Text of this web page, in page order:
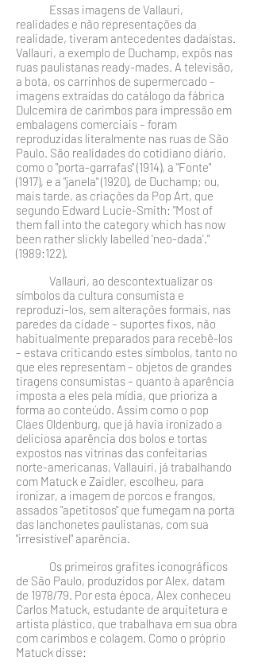
Essas imagens de Vallauri,
realidades e não representa­ções da
realidade, tiveram antecedentes dadaístas.
Vallauri, a exemplo de Duchamp, expôs nas
ruas paulistanas ready-mades. A televisão,
a bota, os carrinhos de supermercado –
imagens extraídas do catálogo da fábrica
Dulcemira de ca­rimbos para impressão em
embalagens comerciais – foram
reproduzidas literalmente nas ruas de São
Paulo. São reali­dades do cotidiano diário,
como o "porta-garrafas" (1914), a "Fonte"
(1917), e a "janela" (1920), de Duchamp; ou,
mais tarde, as criações da Pop Art, que
segundo Edward Lucie-Smith: "Most of
them fall into the category which has now
been rather slickly labelled 'neo-dada'."
(1989:122).
Vallauri, ao descontextualizar os
símbolos da cultura consumista e
reproduzi-los, sem alterações formais, nas
pare­des da cidade – suportes fixos, não
habitualmente prepara­dos para recebê-los
– estava criticando estes símbolos, tanto no
que eles representam – objetos de grandes
tiragens consumistas – quanto à aparência
imposta a eles pela mídia, que prioriza a
forma ao conteúdo. Assim como o pop
Claes Oldenburg, que já havia ironizado a
deliciosa aparência dos bolos e tortas
expostos nas vitrinas das confeitarias
norte-americanas, Vallauiri, já trabalhando
com Matuck e Zaidler, escolheu, para
ironizar, a imagem de porcos e frangos,
assa­dos "apetitosos" que fumegam na porta
das lanchonetes pau­listanas, com sua
"irresistível" aparência.
Os primeiros grafites iconográficos
de São Paulo, pro­duzidos por Alex, datam
de 1978/79. Por esta época, Alex conheceu
Carlos Matuck, estudante de arquitetura e
artista plástico, que trabalhava em sua obra
com carimbos e cola­gem. Como o próprio
Matuck disse: